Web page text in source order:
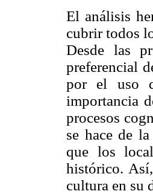
El análisis
cubrir todos
Desde las
preferencial
por el uso
importancia
procesos
se hace de
que los
histórico.
cultura en su